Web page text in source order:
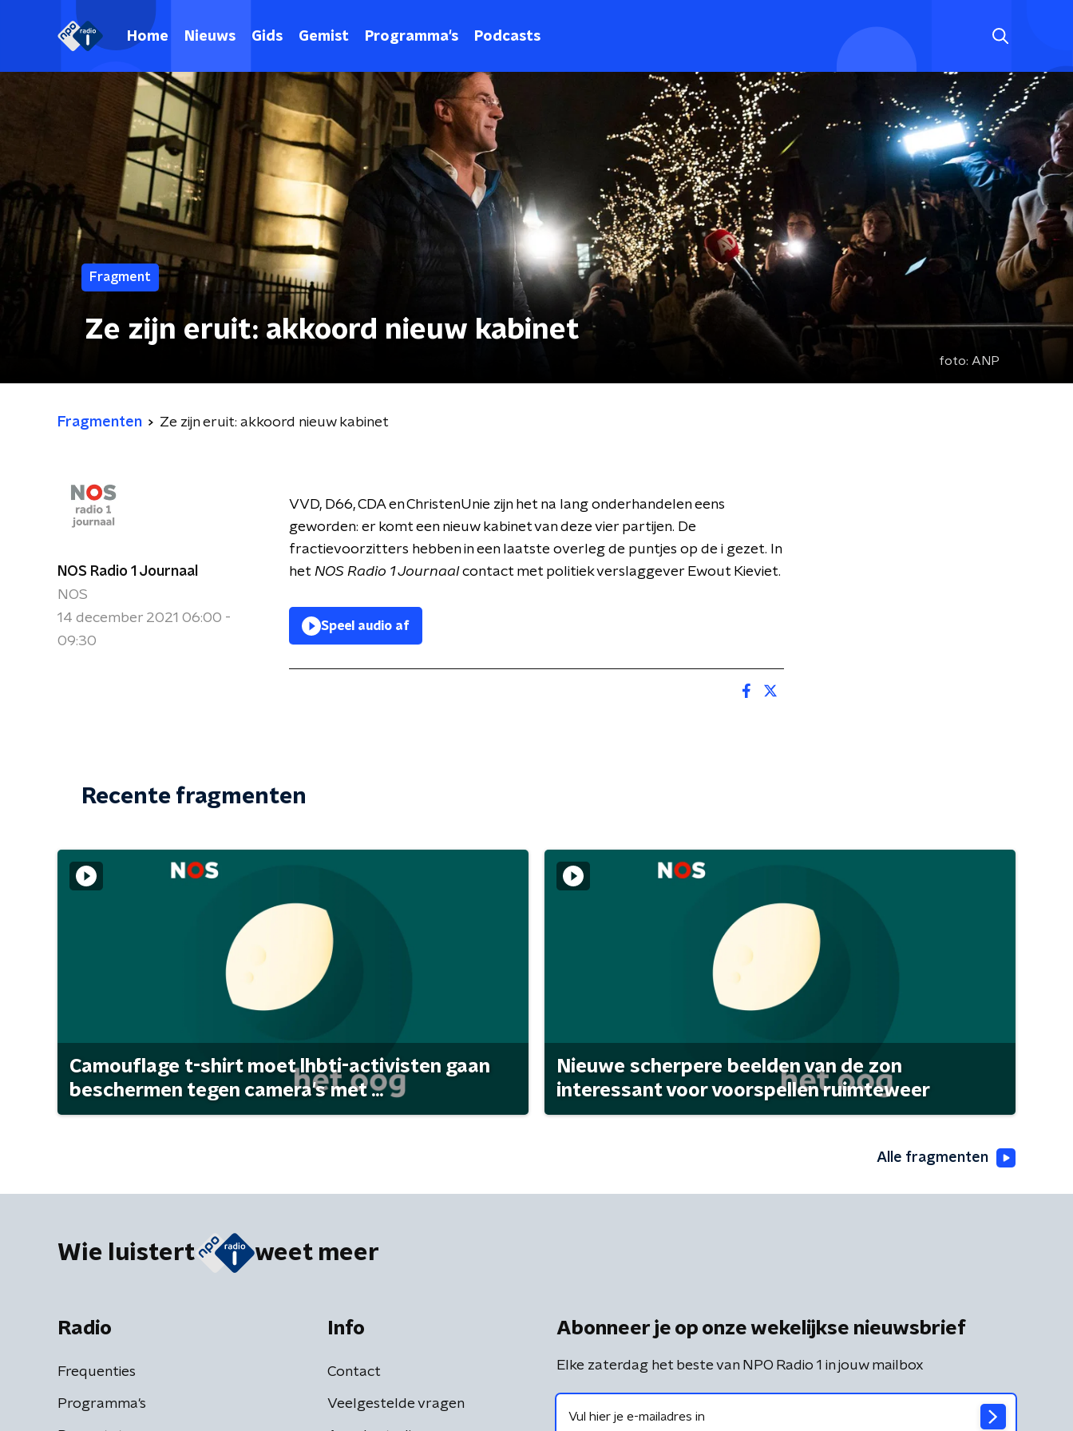
Home Nieuws Gids Gemist Programma's Podcasts
Fragment
Ze zijn eruit: akkoord nieuw kabinet
foto: ANP
Fragmenten Ze zijn eruit: akkoord nieuw kabinet
NOS Radio 1 Journaal
NOS
14 december 2021 06:00 -
09:30
VVD, D66, CDA en ChristenUnie zijn het na lang onderhandelen eens
geworden: er komt een nieuw kabinet van deze vier partijen. De
fractievoorzitters hebben in een laatste overleg de puntjes op de i gezet. In
het NOS Radio 1 Journaalcontact met politiek verslaggever Ewout Kieviet.
Speel audio af
Recente fragmenten
Camouflage t-shirt moet lhbti-activisten gaan
beschermen tegen camera's met ...
Nieuwe scherpere beelden van de zon
interessant voor voorspellen ruimteweer
Alle fragmenten
Wie luistert weet meer
Radio
Frequenties
Programma's
Info
Contact
Veelgestelde vragen
Abonneer je op onze wekelijkse nieuwsbrief
Elke zaterdag het beste van NPO Radio 1 in jouw mailbox